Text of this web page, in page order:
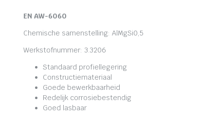
EN AW-6060
Chemische samenstelling: AlMgSi0,5
Werkstofnummer: 3.3206
Standaard profiellegering
Constructiemateriaal
Goede bewerkbaarheid
Redelijk corrosiebestendig
Goed lasbaar